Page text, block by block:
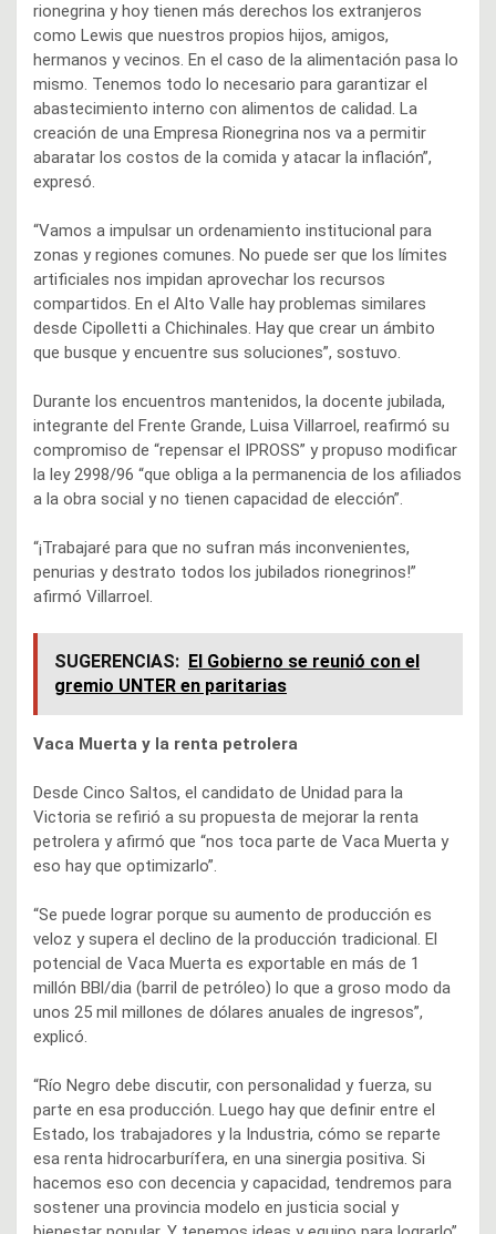
rionegrina y hoy tienen más derechos los extranjeros
como Lewis que nuestros propios hijos, amigos,
hermanos y vecinos. En el caso de la alimentación pasa lo
mismo. Tenemos todo lo necesario para garantizar el
abastecimiento interno con alimentos de calidad. La
creación de una Empresa Rionegrina nos va a permitir
abaratar los costos de la comida y atacar la inflación”,
expresó.
“Vamos a impulsar un ordenamiento institucional para
zonas y regiones comunes. No puede ser que los límites
artificiales nos impidan aprovechar los recursos
compartidos. En el Alto Valle hay problemas similares
desde Cipolletti a Chichinales. Hay que crear un ámbito
que busque y encuentre sus soluciones”, sostuvo.
Durante los encuentros mantenidos, la docente jubilada,
integrante del Frente Grande, Luisa Villarroel, reafirmó su
compromiso de “repensar el IPROSS” y propuso modificar
la ley 2998/96 “que obliga a la permanencia de los afiliados
a la obra social y no tienen capacidad de elección”.
“¡Trabajaré para que no sufran más inconvenientes,
penurias y destrato todos los jubilados rionegrinos!”
afirmó Villarroel.
SUGERENCIAS: El Gobierno se reunió con el
gremio UNTER en paritarias
Vaca Muerta y la renta petrolera
Desde Cinco Saltos, el candidato de Unidad para la
Victoria se refirió a su propuesta de mejorar la renta
petrolera y afirmó que “nos toca parte de Vaca Muerta y
eso hay que optimizarlo”.
“Se puede lograr porque su aumento de producción es
veloz y supera el declino de la producción tradicional. El
potencial de Vaca Muerta es exportable en más de 1
millón BBl/dia (barril de petróleo) lo que a groso modo da
unos 25 mil millones de dólares anuales de ingresos”,
explicó.
“Río Negro debe discutir, con personalidad y fuerza, su
parte en esa producción. Luego hay que definir entre el
Estado, los trabajadores y la Industria, cómo se reparte
esa renta hidrocarburífera, en una sinergia positiva. Si
hacemos eso con decencia y capacidad, tendremos para
sostener una provincia modelo en justicia social y